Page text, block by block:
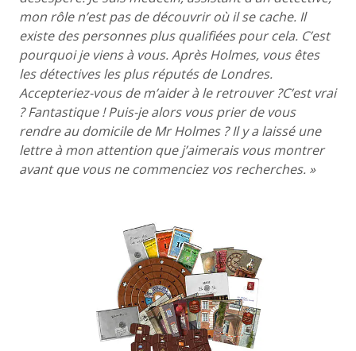
mon rôle n’est pas de découvrir où il se cache. Il
existe des personnes plus qualifiées pour cela. C’est
pourquoi je viens à vous. Après Holmes, vous êtes
les détectives les plus réputés de Londres.
Accepteriez-vous de m’aider à le retrouver ?C’est vrai
? Fantastique ! Puis-je alors vous prier de vous
rendre au domicile de Mr Holmes ? Il y a laissé une
lettre à mon attention que j’aimerais vous montrer
avant que vous ne commenciez vos recherches. »